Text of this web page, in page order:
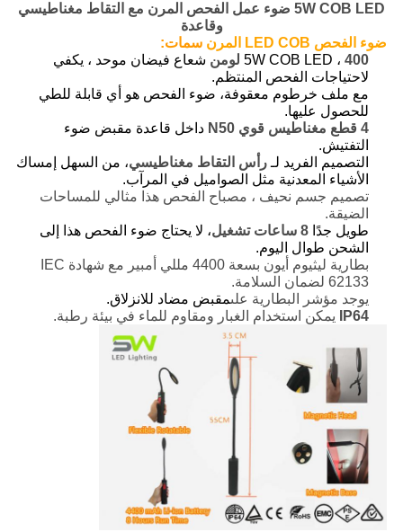
5W COB LED ضوء عمل الفحص المرن مع التقاط مغناطيسي
وقاعدة
ضوء الفحص LED COB المرن
سمات:
5W COB LED ، 400 لومن
شعاع فيضان موحد ، يكفي
لاحتياجات الفحص المنتظم.
مع ملف خرطوم معقوفة، ضوء الفحص هو أي قابلة للطي
للحصول عليها.
4 قطع مغناطيس قوي N50
داخل قاعدة مقبض ضوء
التفتيش.
التصميم الفريد لـرأس التقاط مغناطيسي، من السهل إمساك
الأشياء المعدنية مثل الصواميل في المرآب.
تصميم جسم نحيف ، مصباح الفحص هذا مثالي للمساحات
الضيقة.
طويل جدًا 8 ساعات تشغيل
، لا يحتاج ضوء الفحص هذا إلى
الشحن طوال اليوم.
بطارية ليثيوم أيون بسعة 4400 مللي أمبير مع شهادة IEC
62133 لضمان السلامة.
يوجد مؤشر البطارية علىمقبض مضاد للانزلاق.
IP64
يمكن استخدام الغبار ومقاوم للماء في بيئة رطبة.